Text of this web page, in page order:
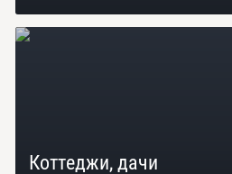
Коттеджи, дачи